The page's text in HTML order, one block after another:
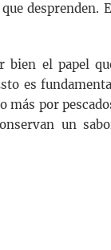
desprenden.
bien el papel
es
más por
un